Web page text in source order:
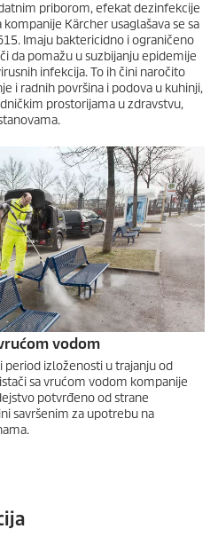
priborom, efekat dezinfekcije
Kärcher usaglašava se sa
Imaju baktericidno i ograničeno
da pomažu u suzbijanju epidemije
infekcija. To ih čini naročito
i radnih površina i podova u kuhinji,
prostorijama u zdravstvu,
vodom
period izloženosti u trajanju od
sa vrućom vodom kompanije
potvrđeno od strane
savršenim za upotrebu na